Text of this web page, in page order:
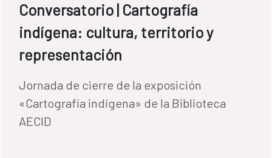
Conversatorio | Cartografía
indígena: cultura, territorio y
representación
Jornada de cierre de la exposición
«Cartografía indígena» de la Biblioteca
AECID